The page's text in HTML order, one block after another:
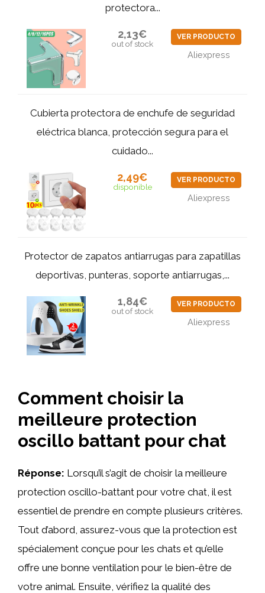
protectora...
2,13€
out of stock
VER PRODUCTO
Aliexpress
Cubierta protectora de enchufe de seguridad
eléctrica blanca, protección segura para el
cuidado...
2,49€
disponible
VER PRODUCTO
Aliexpress
Protector de zapatos antiarrugas para zapatillas
deportivas, punteras, soporte antiarrugas,...
1,84€
out of stock
VER PRODUCTO
Aliexpress
Comment choisir la
meilleure protection
oscillo battant pour chat
Réponse: Lorsqu’il s’agit de choisir la meilleure
protection oscillo-battant pour votre chat, il est
essentiel de prendre en compte plusieurs critères.
Tout d’abord, assurez-vous que la protection est
spécialement conçue pour les chats et qu’elle
offre une bonne ventilation pour le bien-être de
votre animal. Ensuite, vérifiez la qualité des